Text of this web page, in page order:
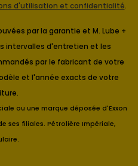
d'utilisation et confidentialité.
par la garantie et M. Lube +
intervalles d'entretien et les
par le fabricant de votre
et l'année exacts de votre
ou une marque déposée d'Exxon
ses filiales. Pétrolière Impériale,